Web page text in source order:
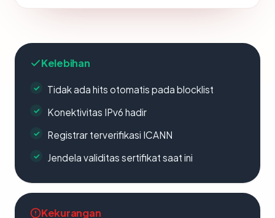
Kelebihan
Tidak ada hits otomatis pada blocklist
Konektivitas IPv6 hadir
Registrar terverifikasi ICANN
Jendela validitas sertifikat saat ini
Kekurangan